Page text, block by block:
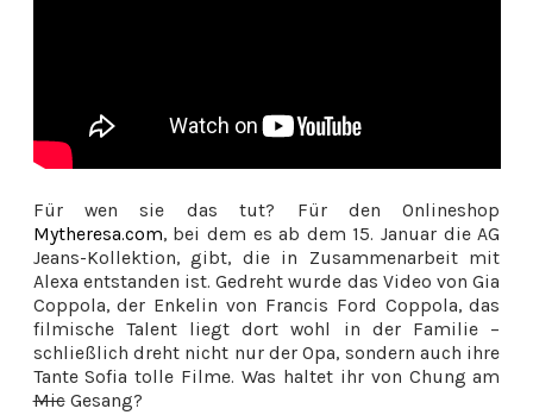
Für wen sie das tut? Für den Onlineshop
Mytheresa.com, bei dem es ab dem 15. Januar die AG
Jeans-Kollektion, gibt, die in Zusammenarbeit mit
Alexa entstanden ist. Gedreht wurde das Video von Gia
Coppola, der Enkelin von Francis Ford Coppola, das
filmische Talent liegt dort wohl in der Familie –
schließlich dreht nicht nur der Opa, sondern auch ihre
Tante Sofia tolle Filme. Was haltet ihr von Chung am
MicGesang?